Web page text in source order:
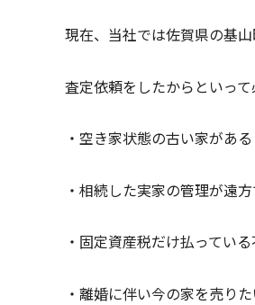
現在、当社では佐賀県の基
査定依頼をしたからといっ
・空き家状態の古い家がある
・相続した実家の管理が遠
・固定資産税だけ払ってい
・離婚に伴い今の家を売り